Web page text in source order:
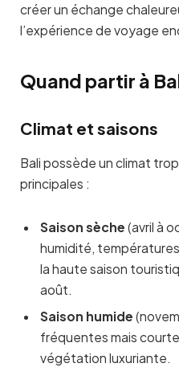
créer un échange
l’expérience de voyage
Quand partir à
Climat et saisons
Bali possède un climat
principales :
Saison sèche (avril à
humidité,
la haute saison
août.
Saison humide
fréquentes mais
végétation luxuriante.